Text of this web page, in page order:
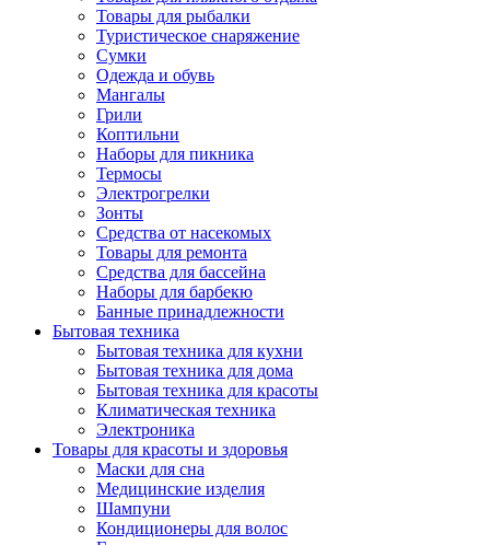
Товары для рыбалки
Туристическое снаряжение
Сумки
Одежда и обувь
Мангалы
Грили
Коптильни
Наборы для пикника
Термосы
Электрогрелки
Зонты
Средства от насекомых
Товары для ремонта
Средства для бассейна
Наборы для барбекю
Банные принадлежности
Бытовая техника
Бытовая техника для кухни
Бытовая техника для дома
Бытовая техника для красоты
Климатическая техника
Электроника
Товары для красоты и здоровья
Маски для сна
Медицинские изделия
Шампуни
Кондиционеры для волос